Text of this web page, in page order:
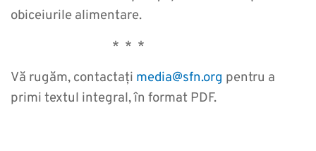
obiceiurile alimentare.
* * *
Vă rugăm, contactați media@sfn.org pentru a
primi textul integral, în format PDF.